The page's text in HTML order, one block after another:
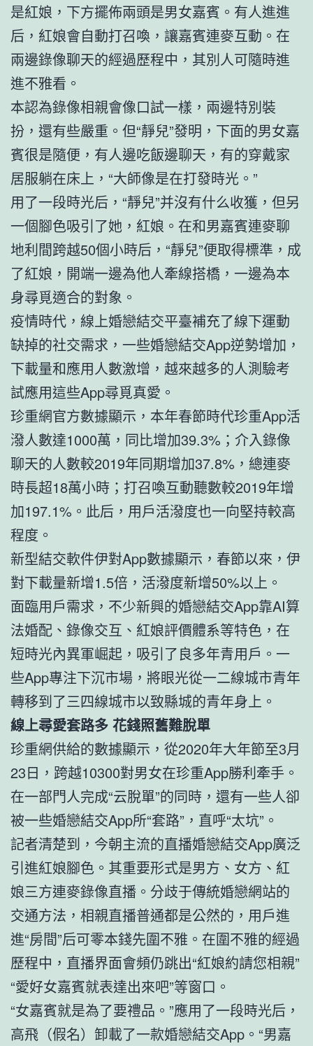
是紅娘，下方擺佈兩頭是男女嘉賓。有人進進
后，紅娘會自動打召喚，讓嘉賓連麥互動。在
兩邊錄像聊天的經過歷程中，其別人可隨時進
進不雅看。
本認為錄像相親會像口試一樣，兩邊特別裝
扮，還有些嚴重。但“靜兒”發明，下面的男女嘉
賓很是隨便，有人邊吃飯邊聊天，有的穿戴家
居服躺在床上，“大師像是在打發時光。”
用了一段時光后，“靜兒”并沒有什么收獲，但另
一個腳色吸引了她，紅娘。在和男嘉賓連麥聊
地利間跨越50個小時后，“靜兒”便取得標準，成
了紅娘，開端一邊為他人牽線搭橋，一邊為本
身尋覓適合的對象。
疫情時代，線上婚戀結交平臺補充了線下運動
缺掉的社交需求，一些婚戀結交App逆勢增加，
下載量和應用人數激增，越來越多的人測驗考
試應用這些App尋覓真愛。
珍重網官方數據顯示，本年春節時代珍重App活
潑人數達1000萬，同比增加39.3%；介入錄像
聊天的人數較2019年同期增加37.8%，總連麥
時長超18萬小時；打召喚互動聽數較2019年增
加197.1%。此后，用戶活潑度也一向堅持較高
程度。
新型結交軟件伊對App數據顯示，春節以來，伊
對下載量新增1.5倍，活潑度新增50%以上。
面臨用戶需求，不少新興的婚戀結交App靠AI算
法婚配、錄像交互、紅娘評價體系等特色，在
短時光內異軍崛起，吸引了良多年青用戶。一
些App專注下沉市場，將眼光從一二線城市青年
轉移到了三四線城市以致縣城的青年身上。
線上尋愛套路多 花錢照舊難脫單
珍重網供給的數據顯示，從2020年大年節至3月
23日，跨越10300對男女在珍重App勝利牽手。
在一部門人完成“云脫單”的同時，還有一些人卻
被一些婚戀結交App所“套路”，直呼“太坑”。
記者清楚到，今朝主流的直播婚戀結交App廣泛
引進紅娘腳色。其重要形式是男方、女方、紅
娘三方連麥錄像直播。分歧于傳統婚戀網站的
交通方法，相親直播普通都是公然的，用戶進
進“房間”后可零本錢先圍不雅。在圍不雅的經過
歷程中，直播界面會頻仍跳出“紅娘約請您相親”
“愛好女嘉賓就表達出來吧”等窗口。
“女嘉賓就是為了要禮品。”應用了一段時光后，
高飛（假名）卸載了一款婚戀結交App。“男嘉